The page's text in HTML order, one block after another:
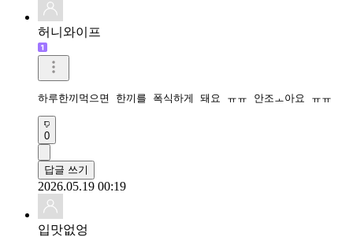
허니와이프
하루한끼먹으면 한끼를 폭식하게 돼요 ㅠㅠ 안조ㅗ아요 ㅠㅠ
0
답글 쓰기
2026.05.19 00:19
입맛없엉